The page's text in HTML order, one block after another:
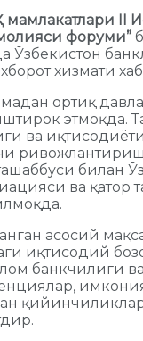
мамлакатлари II
форуми”
Ўзбекистон
хизмати
ортиқ
этмоқда.
ва
билан
ва қатор
асосий
иқтисодий
банкчилиги